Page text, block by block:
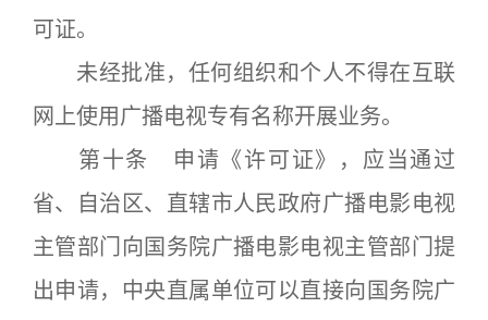
可证。
未经批准，任何组织和个人不得在互联
网上使用广播电视专有名称开展业务。
第十条 申请《许可证》，应当通过
省、自治区、直辖市人民政府广播电影电视
主管部门向国务院广播电影电视主管部门提
出申请，中央直属单位可以直接向国务院广